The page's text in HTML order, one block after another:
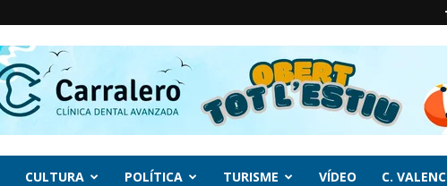
CULTURA POLÍTICA TURISME VÍDEO C.